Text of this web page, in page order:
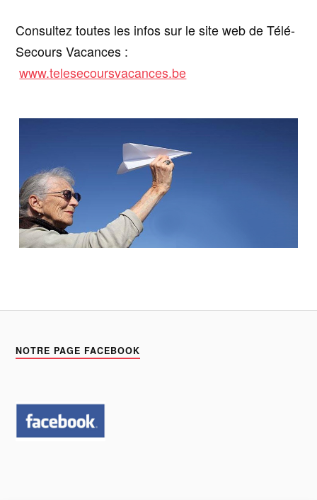
Consultez toutes les infos sur le site web de Télé-
Secours Vacances :
www.telesecoursvacances.be
NOTRE PAGE FACEBOOK